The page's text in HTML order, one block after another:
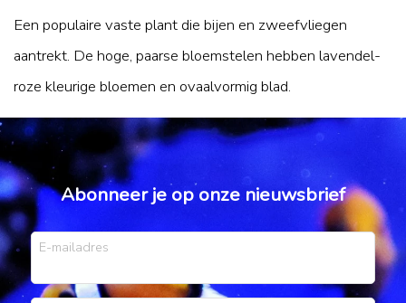
Een populaire vaste plant die bijen en zweefvliegen
aantrekt. De hoge, paarse bloemstelen hebben lavendel-
roze kleurige bloemen en ovaalvormig blad.
Abonneer je op onze nieuwsbrief
E-mailadres